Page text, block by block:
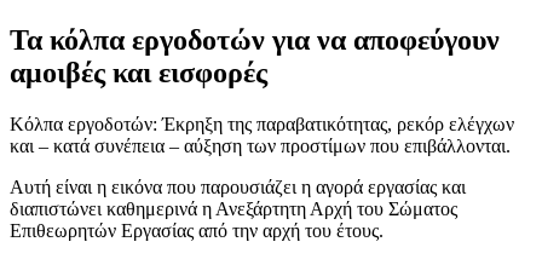
Τα κόλπα εργοδοτών για να αποφεύγουν
αμοιβές και εισφορές
Kόλπα εργοδοτών: Έκρηξη της παραβατικότητας, ρεκόρ ελέγχων
και – κατά συνέπεια – αύξηση των προστίμων που επιβάλλονται.
Αυτή είναι η εικόνα που παρουσιάζει η αγορά εργασίας και
διαπιστώνει καθημερινά η Ανεξάρτητη Αρχή του Σώματος
Επιθεωρητών Εργασίας από την αρχή του έτους.